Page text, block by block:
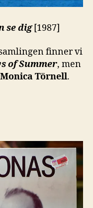
se dig[1987]
finner vi
of Summer, men
Monica Törnell.